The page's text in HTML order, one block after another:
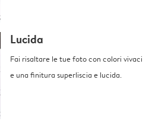
Lucida
Fai risaltare le tue foto con colori vivaci
e una finitura superliscia e lucida.